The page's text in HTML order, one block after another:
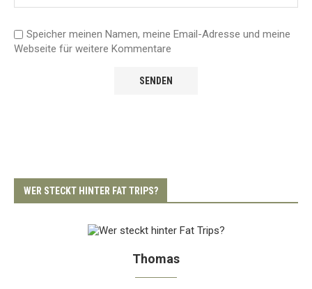
Speicher meinen Namen, meine Email-Adresse und meine
Webseite für weitere Kommentare
WER STECKT HINTER FAT TRIPS?
Thomas